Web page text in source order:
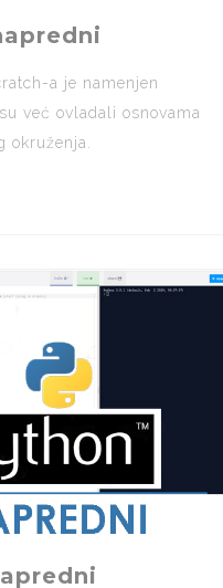
a je namenjen
već ovladali osnovama
okruženja.